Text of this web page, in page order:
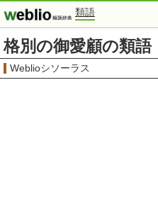
類語
格別の御愛顧の類
Weblioシソーラス